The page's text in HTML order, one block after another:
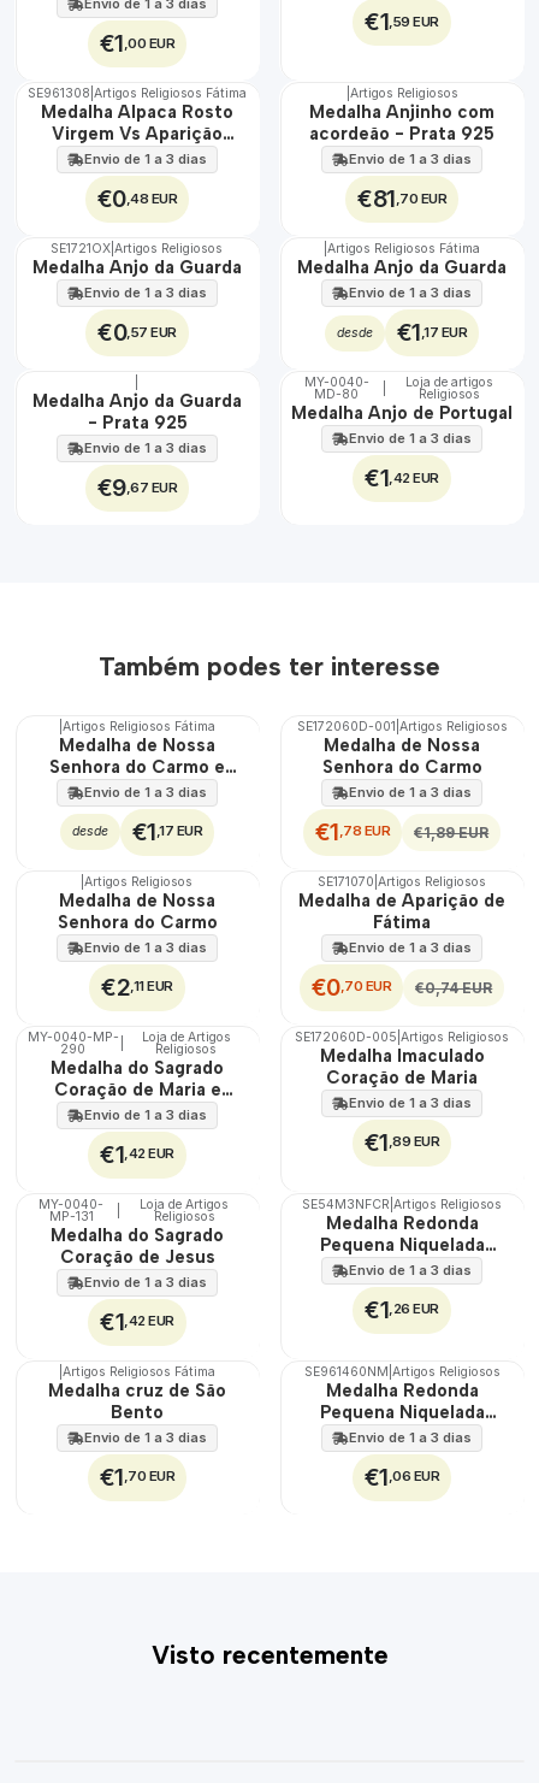
Envio de 1 a 3 dias
€1 ,00 EUR
€1 ,59 EUR
SE961308 Artigos Religiosos Fátima
Medalha Alpaca Rosto
Virgem Vs Aparição
Grande
Envio de 1 a 3 dias
€0,48 EUR
🇵🇹
Artigos Religiosos
Medalha Anjinho com
acordeão - Prata 925
Envio de 1 a 3 dias
€81 ,70 EUR
SE1721OX |Artigos Religiosos
Medalha Anjo da Guarda
Envio de 1 a 3 dias
€0,57 EUR
TOP
|Artigos Religiosos Fátima
Medalha Anjo da Guarda
Envio de 1 a 3 dias
desde €1 ,17 EUR
🇵🇹
Não Disponível
Medalha Anjo da Guarda
- Prata 925
Envio de 1 a 3 dias
€9,67 EUR
🇵🇹
100%
MY-0040-
MD-80
Loja de artigos
Religiosos
Medalha Anjo de Portugal
Envio de 1 a 3 dias
€1 ,42 EUR
Também podes ter interesse
Artigos Religiosos Fátima
Medalha de Nossa
Senhora do Carmo e
Sagrado Coração de
Jesus
Envio de 1 a 3 dias
desde €1,17 EUR
DESCONTO
SE172060D-001 Artigos Religiosos
Medalha de Nossa
Senhora do Carmo
Envio de 1 a 3 dias
€1,78 EUR €1,89 EUR
|Artigos Religiosos
Medalha de Nossa
Senhora do Carmo
Envio de 1 a 3 dias
€2,11 EUR
DESCONTO
SE171070 |Artigos Religiosos
Medalha de Aparição de
Fátima
Envio de 1 a 3 dias
€0,70 EUR €0,74 EUR
🇵🇹
100%
MY-0040-MP-
290
Loja de Artigos
Religiosos
Medalha do Sagrado
Coração de Maria e
Jesus
Envio de 1 a 3 dias
€1,42 EUR
SE172060D-005 |Artigos Religiosos
Medalha Imaculado
Coração de Maria
Envio de 1 a 3 dias
€1,89 EUR
🇵🇹
100%
MY-0040-
MP-131
Loja de Artigos
Religiosos
Medalha do Sagrado
Coração de Jesus
Envio de 1 a 3 dias
€1,42 EUR
SE54M3NFCR |Artigos Religiosos
Medalha Redonda
Pequena Niquelada
Fátima Coroada
Envio de 1 a 3 dias
€1,26 EUR
Artigos Religiosos Fátima
Medalha cruz de São
Bento
Envio de 1 a 3 dias
€1,70 EUR
SE961460NM Artigos Religiosos
Medalha Redonda
Pequena Niquelada
Fátima Aparição
Envio de 1 a 3 dias
€1,06 EUR
Visto recentemente